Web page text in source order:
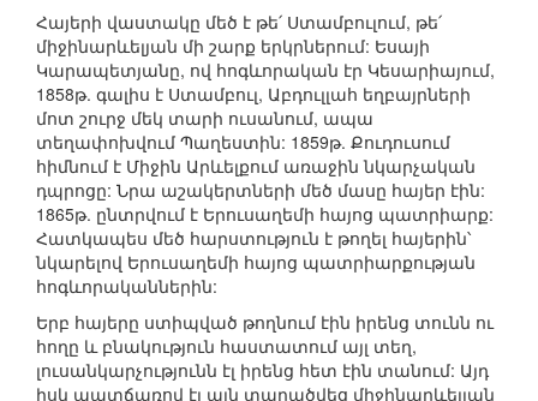
Հայերի վաստակը մեծ է թե՛ Ստամբուլում, թե՛
միջինարևելյան մի շարք երկրներում: Եսայի
Կարապետյանը, ով հոգևորական էր Կեսարիայում,
1858թ. գալիս է Ստամբուլ, Աբդուլլահ եղբայրների
մոտ շուրջ մեկ տարի ուսանում, ապա
տեղափոխվում Պաղեստին: 1859թ. Քուդուսում
հիմնում է Միջին Արևելքում առաջին նկարչական
դպրոցը: Նրա աշակերտների մեծ մասը հայեր էին:
1865թ. ընտրվում է Երուսաղեմի հայոց պատրիարք:
Հատկապես մեծ հարստություն է թողել հայերին՝
նկարելով Երուսաղեմի հայոց պատրիարքության
հոգևորականներին:
Երբ հայերը ստիպված թողնում էին իրենց տունն ու
հողը և բնակություն հաստատում այլ տեղ,
լուսանկարչությունն էլ իրենց հետ էին տանում: Այդ
իսկ պատճառով էլ այն տարածվեց միջինարևելյան